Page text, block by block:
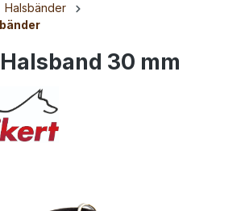
Halsbänder
30 mm